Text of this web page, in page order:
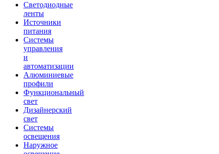
Светодиодные
ленты
Источники
питания
Системы
управления
и
автоматизации
Алюминиевые
профили
Функциональный
свет
Дизайнерский
свет
Системы
освещения
Наружное